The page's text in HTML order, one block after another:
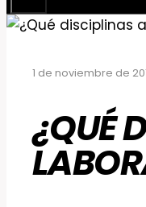
1 de noviembre de
¿QUÉ